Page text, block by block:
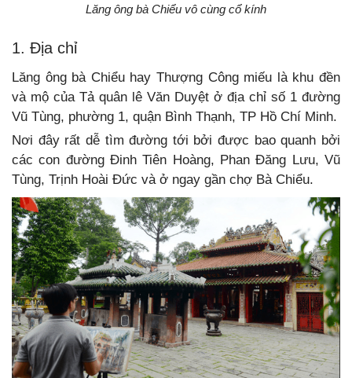
Lăng ông bà Chiểu vô cùng cổ kính
1. Địa chỉ
Lăng ông bà Chiểu hay Thượng Công miếu là khu đền
và mộ của Tả quân lê Văn Duyệt ở địa chỉ số 1 đường
Vũ Tùng, phường 1, quận Bình Thạnh, TP Hồ Chí Minh.
Nơi đây rất dễ tìm đường tới bởi được bao quanh bởi
các con đường Đinh Tiên Hoàng, Phan Đăng Lưu, Vũ
Tùng, Trịnh Hoài Đức và ở ngay gần chợ Bà Chiểu.